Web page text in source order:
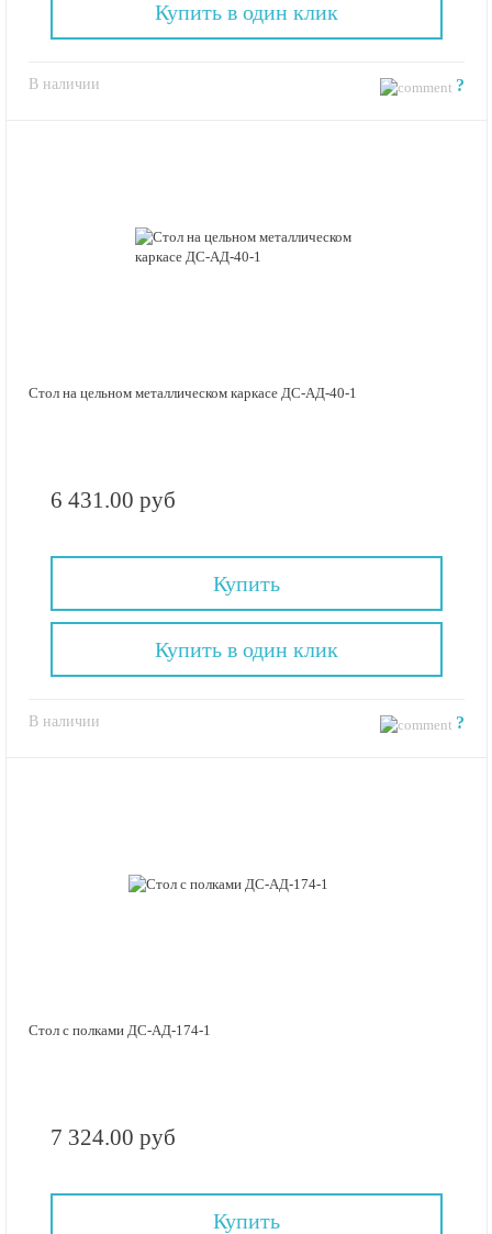
В наличии ?
Купить в один клик
Стол на цельном металлическом каркасе ДС-АД-40-1
6 431.00 руб
Купить
В наличии ?
Купить в один клик
Стол с полками ДС-АД-174-1
7 324.00 руб
Купить